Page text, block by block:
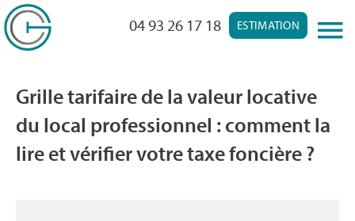
ESTIMATION
04 93 26 17 18
Grille tarifaire de la valeur locative
du local professionnel : comment la
lire et vérifier votre taxe foncière ?